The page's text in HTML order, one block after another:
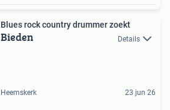
Blues rock country drummer zoekt
Bieden Details
Heemskerk 23 jun 26